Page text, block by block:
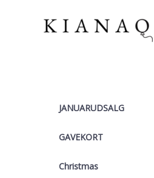
JANUARUDSALG
GAVEKORT
Christmas